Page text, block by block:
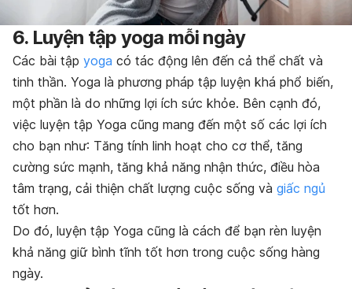
6. Luyện tập yoga mỗi ngày
Các bài tập yoga có tác động lên đến cả thể chất và
tinh thần. Yoga là phương pháp tập luyện khá phổ biến,
một phần là do những lợi ích sức khỏe. Bên cạnh đó,
việc luyện tập Yoga cũng mang đến một số các lợi ích
cho bạn như: Tăng tính linh hoạt cho cơ thể, tăng
cường sức mạnh, tăng khả năng nhận thức, điều hòa
tâm trạng, cải thiện chất lượng cuộc sống và giấc ngủ
tốt hơn.
Do đó, luyện tập Yoga cũng là cách để bạn rèn luyện
khả năng giữ bình tĩnh tốt hơn trong cuộc sống hàng
ngày.